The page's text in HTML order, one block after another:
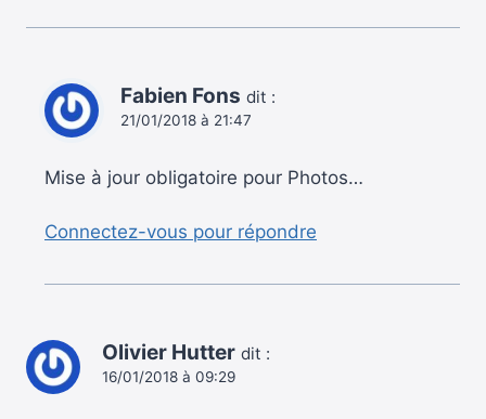
Fabien Fons dit :
21/01/2018 à 21:47
Mise à jour obligatoire pour Photos…
Connectez-vous pour répondre
Olivier Hutter dit :
16/01/2018 à 09:29